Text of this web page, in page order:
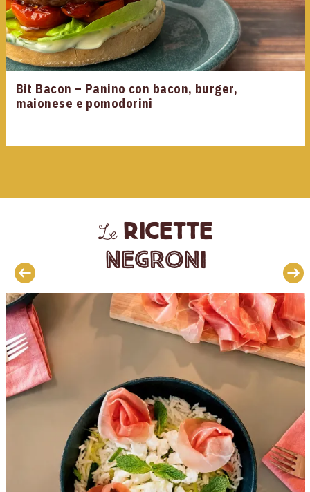
Bit Bacon – Panino con bacon, burger,
maionese e pomodorini
Lericette
Negroni